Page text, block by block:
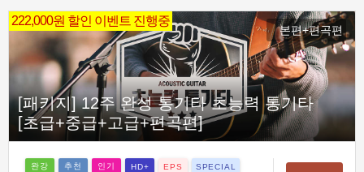
222,000원 할인 이벤트 진행중
본편+편곡편
[패키지] 12주 완성 통기타 초능력 통기타
[초급+중급+고급+편곡편]
완강 추천 인기 HD+ EPS SPECIAL